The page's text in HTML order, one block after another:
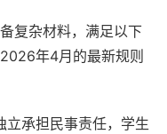
复杂材料，满足以下
年4月的最新规则
承担民事责任，学生